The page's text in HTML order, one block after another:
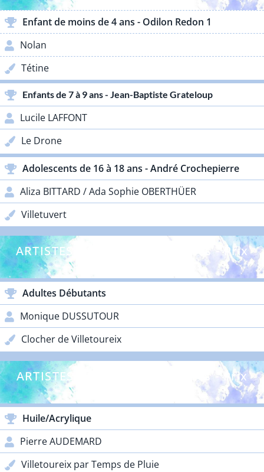
Enfant de moins de 4 ans - Odilon Redon 1
Nolan
Tétine
Enfants de 7 à 9 ans - Jean-Baptiste Grateloup
Lucile LAFFONT
Le Drone
Adolescents de 16 à 18 ans - André Crochepierre
Aliza BITTARD / Ada Sophie OBERTHÜER
Villetuvert
ARTISTES DÉBUTANTS - Adultes - Prix
Adultes Débutants
Monique DUSSUTOUR
Clocher de Villetoureix
ARTISTES CONFIRMÉS - Adultes - Prix
Huile/Acrylique
Pierre AUDEMARD
Villetoureix par Temps de Pluie